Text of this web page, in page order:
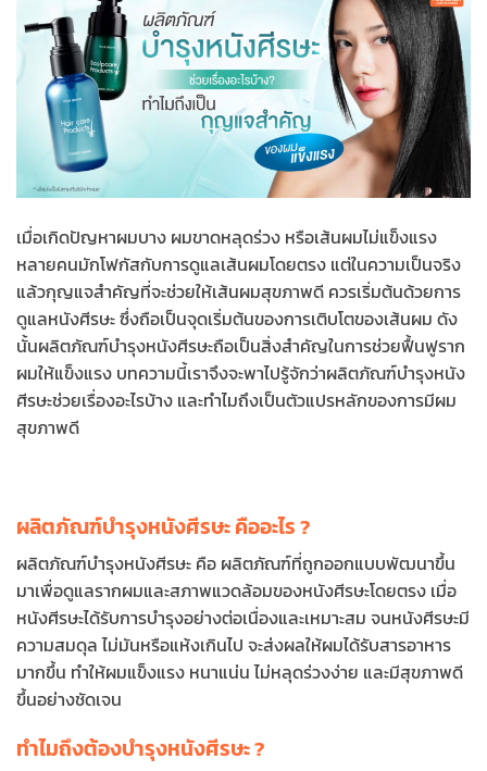
เมื่อเกิดปัญหาผมบาง ผมขาดหลุดร่วง หรือเส้นผมไม่แข็งแรง
หลายคนมักโฟกัสกับการดูแลเส้นผมโดยตรง แต่ในความเป็นจริง
แล้วกุญแจสำคัญที่จะช่วยให้เส้นผมสุขภาพดี ควรเริ่มต้นด้วยการ
ดูแลหนังศีรษะ ซึ่งถือเป็นจุดเริ่มต้นของการเติบโตของเส้นผม ดัง
นั้นผลิตภัณฑ์บำรุงหนังศีรษะถือเป็นสิ่งสำคัญในการช่วยฟื้นฟูราก
ผมให้แข็งแรง บทความนี้เราจึงจะพาไปรู้จักว่าผลิตภัณฑ์บำรุงหนัง
ศีรษะช่วยเรื่องอะไรบ้าง และทำไมถึงเป็นตัวแปรหลักของการมีผม
สุขภาพดี
ผลิตภัณฑ์บำรุงหนังศีรษะ คืออะไร ?
ผลิตภัณฑ์บำรุงหนังศีรษะ คือ ผลิตภัณฑ์ที่ถูกออกแบบพัฒนาขึ้น
มาเพื่อดูแลรากผมและสภาพแวดล้อมของหนังศีรษะโดยตรง เมื่อ
หนังศีรษะได้รับการบำรุงอย่างต่อเนื่องและเหมาะสม จนหนังศีรษะมี
ความสมดุล ไม่มันหรือแห้งเกินไป จะส่งผลให้ผมได้รับสารอาหาร
มากขึ้น ทำให้ผมแข็งแรง หนาแน่น ไม่หลุดร่วงง่าย และมีสุขภาพดี
ขึ้นอย่างชัดเจน
ทำไมถึงต้องบำรุงหนังศีรษะ ?